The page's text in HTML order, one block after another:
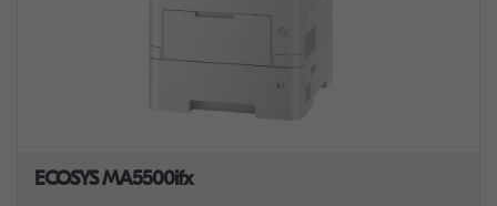
ECOSYS MA5500ifx